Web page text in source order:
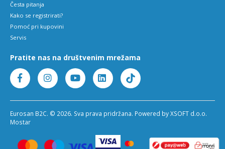
Česta pitanja
Kako se registrirati?
Pomoć pri kupovini
Servis
Pratite nas na društvenim mrežama
Eurosan B2C. © 2026. Sva prava pridržana. Powered by XSOFT d.o.o.
Mostar